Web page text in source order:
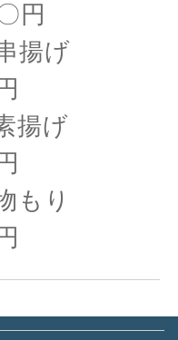
串揚げ
素揚げ
もり